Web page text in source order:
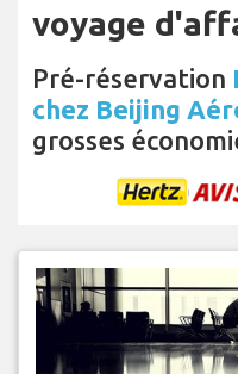
voyage
Pré-réservation
chez Beijing
grosses